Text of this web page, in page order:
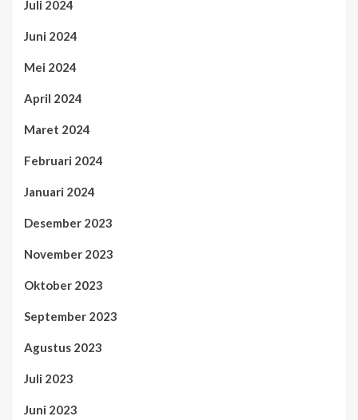
Juli 2024
Juni 2024
Mei 2024
April 2024
Maret 2024
Februari 2024
Januari 2024
Desember 2023
November 2023
Oktober 2023
September 2023
Agustus 2023
Juli 2023
Juni 2023